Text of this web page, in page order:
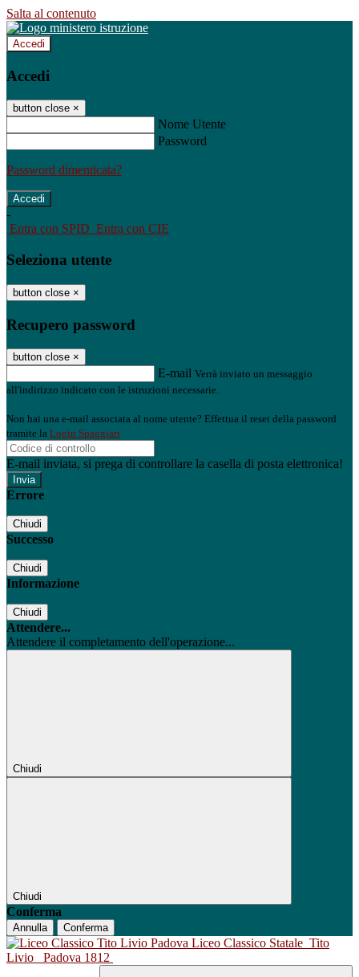
Salta al contenuto
Accedi
Accedi
button close ×
Nome Utente
Password
Password dimenticata?
-
Entra con SPID Entra con CIE
Seleziona utente
button close ×
Recupero password
button close ×
E-mail Verrà inviato un messaggio
all'indirizzo indicato con le istruzioni necessarie.
Non hai una e-mail associata al nome utente? Effettua il reset della password
tramite la Login Spaggiari
E-mail inviata, si prega di controllare la casella di posta elettronica!
Errore
Chiudi
Successo
Chiudi
Informazione
Chiudi
Attendere...
Attendere il completamento dell'operazione...
Chiudi
Chiudi
Conferma
Annulla Conferma
Liceo Classico Statale Tito
Livio
Padova 1812